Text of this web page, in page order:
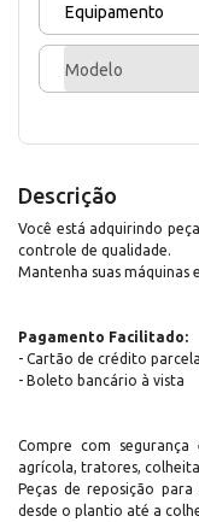
Equipamento
Modelo
Descrição
Você está adquirindo
controle de qualidade.
Mantenha suas máquinas
Pagamento Facilitado:
- Cartão de crédito
- Boleto bancário à vista
Compre com
agrícola, tratores,
Peças de reposição
desde o plantio até a